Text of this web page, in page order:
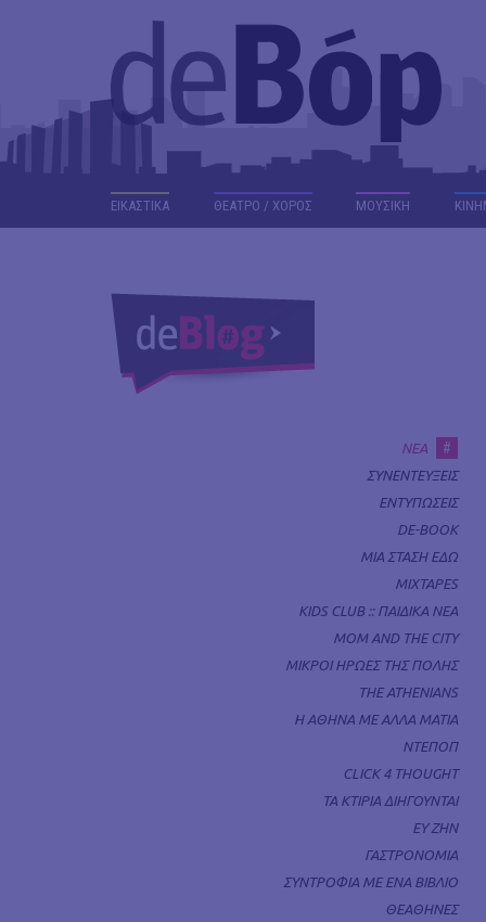
ΕΙΚΑΣΤΙΚΑ ΘΕΑΤΡΟ / ΧΟΡΟΣ ΜΟΥΣΙΚΗ
ΝΕΑ #
ΣΥΝΕΝΤΕΥΞΕΙΣ
ΕΝΤΥΠΩΣΕΙΣ
DE-BOOK
ΜΙΑ ΣΤΑΣΗ ΕΔΩ
MIXTAPES
KIDS CLUB :: ΠΑΙΔΙΚΑ ΝΕΑ
MOM AND THE CITY
ΜΙΚΡΟΙ ΗΡΩΕΣ ΤΗΣ ΠΟΛΗΣ
THE ATHENIANS
Η ΑΘΗΝΑ ΜΕ ΑΛΛΑ ΜΑΤΙΑ
ΝΤΕΠΟΠ
CLICK 4 THOUGHT
ΤΑ ΚΤΙΡΙΑ ΔΙΗΓΟΥΝΤΑΙ
ΕΥ ΖΗΝ
ΓΑΣΤΡΟΝΟΜΙΑ
ΣΥΝΤΡΟΦΙΑ ΜΕ ΕΝΑ ΒΙΒΛΙΟ
ΘΕΑΘΗΝΕΣ